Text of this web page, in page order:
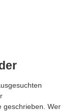
geschrieben. Wer